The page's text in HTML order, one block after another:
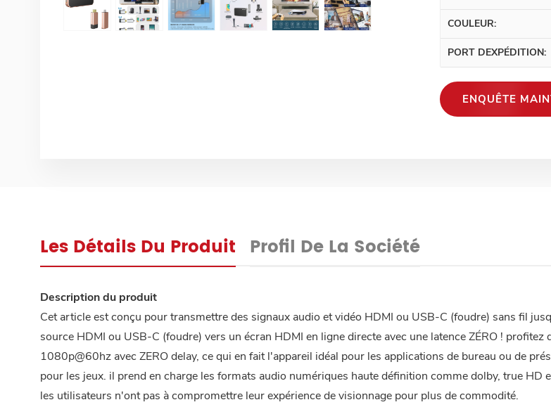
COULEUR:
PORT DEXPÉDITION:
ENQUÊTE
Les Détails Du Produit Profil De La Société
Description du produit
Cet article est conçu pour transmettre des signaux audio et vidéo HDMI ou USB-C (foudre) sans fil
source HDMI ou USB-C (foudre) vers un écran HDMI en ligne directe avec une latence ZÉRO ! profitez
1080p@60hz avec ZERO delay, ce qui en fait l'appareil idéal pour les applications de bureau ou de
pour les jeux. il prend en charge les formats audio numériques haute définition comme dolby, true HD
les utilisateurs n'ont pas à compromettre leur expérience de visionnage pour plus de commodité.